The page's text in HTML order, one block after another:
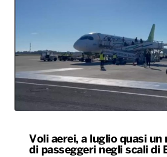
Voli aerei, a luglio quasi un
di passeggeri negli scali di